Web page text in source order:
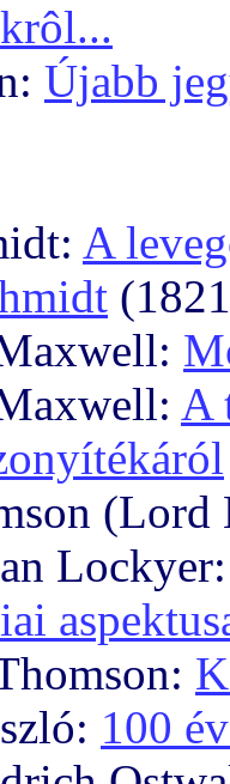
Újabb
A
A
100